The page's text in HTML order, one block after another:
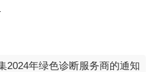
2024年绿色诊断服务商的通知